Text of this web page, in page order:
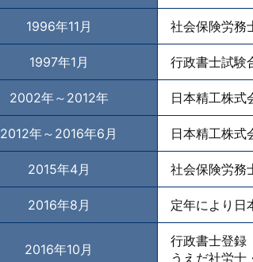
1996年11月 社会保険労務
1997年1月 行政書士試験
2002年～2012年 日本精工株式
2012年～2016年6月 日本精工株式
2015年4月 社会保険労務
2016年8月 定年により日
2016年10月
行政書士登録
うえだ社労士